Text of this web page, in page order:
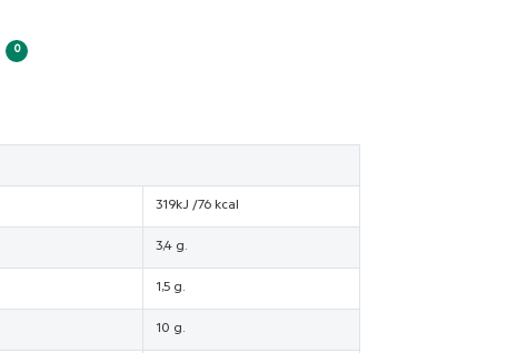
0
319kJ /76 kcal
3,4 g.
1,5 g.
10 g.